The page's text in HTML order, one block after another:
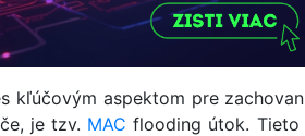
kľúčovým aspektom pre
je tzv. MAC flooding útok.